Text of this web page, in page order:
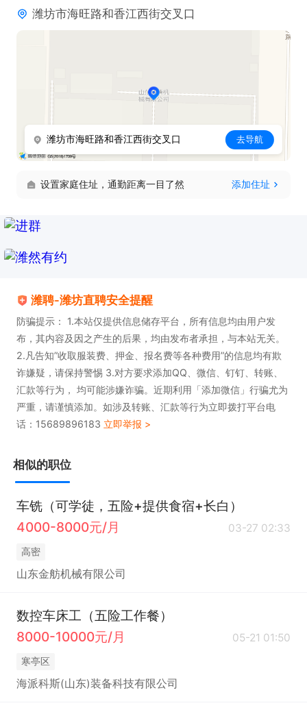
潍坊市海旺路和香江西街交叉口
潍坊市海旺路和香江西街交叉口 去导航
设置家庭住址，通勤距离一目了然 添加住址
潍聘-潍坊直聘安全提醒
防骗提示： 1.本站仅提供信息储存平台，所有信息均由用户发
布，其内容及因之产生的后果，均由发布者承担，与本站无关。
2.凡告知”收取服装费、押金、报名费等各种费用”的信息均有欺
诈嫌疑，请保持警惕 3.对方要求添加QQ、微信、钉钉、转账、
汇款等行为， 均可能涉嫌诈骗。近期利用「添加微信」行骗尤为
严重，请谨慎添加。如涉及转账、汇款等行为立即拨打平台电
话：15689896183 立即举报 >
相似的职位
车铣（可学徒，五险+提供食宿+长白）
4000-8000元/月
03-27 02:33
高密
山东金舫机械有限公司
数控车床工（五险工作餐）
8000-10000元/月
05-21 01:50
寒亭区
海派科斯(山东)装备科技有限公司